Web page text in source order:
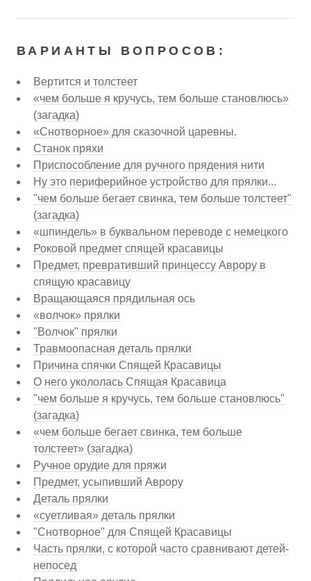
ВАРИАНТЫ ВОПРОСОВ:
Вертится и толстеет
«чем больше я кручусь, тем больше становлюсь»
(загадка)
«Снотворное» для сказочной царевны.
Станок пряхи
Приспособление для ручного прядения нити
Ну это периферийное устройство для прялки...
"чем больше бегает свинка, тем больше толстеет"
(загадка)
«шпиндель» в буквальном переводе с немецкого
Роковой предмет спящей красавицы
Предмет, превративший принцессу Аврору в
спящую красавицу
Вращающаяся прядильная ось
«волчок» прялки
"Волчок" прялки
Травмоопасная деталь прялки
Причина спячки Спящей Красавицы
О него укололась Спящая Красавица
"чем больше я кручусь, тем больше становлюсь"
(загадка)
«чем больше бегает свинка, тем больше
толстеет» (загадка)
Ручное орудие для пряжи
Предмет, усыпивший Аврору
Деталь прялки
«суетливая» деталь прялки
"Снотворное" для Спящей Красавицы
Часть прялки, с которой часто сравнивают детей-
непосед